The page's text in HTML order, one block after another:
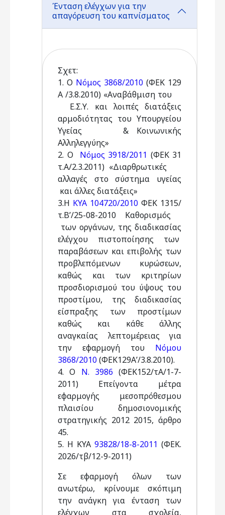
Ένταση ελέγχων για την
απαγόρευση του καπνίσματος
Σχετ:
1. Ο Νόμος 3868/2010 (ΦΕΚ 129
Α /3.8.2010) «Αναβάθμιση του
Ε.Σ.Υ. και λοιπές διατάξεις
αρμοδιότητας του Υπουργείου
Υγείας & Κοινωνικής
Αλληλεγγύης»
2. Ο Νόμος 3918/2011 (ΦΕΚ 31
τ.Α/2.3.2011) «Διαρθρωτικές
αλλαγές στο σύστημα υγείας
και άλλες διατάξεις»
3.Η ΚΥΑ 104720/2010 ΦΕΚ 1315/
τ.Β’/25-08-2010 Καθορισμός
των οργάνων, της διαδικασίας
ελέγχου πιστοποίησης των
παραβάσεων και επιβολής των
προβλεπόμενων κυρώσεων,
καθώς και των κριτηρίων
προσδιορισμού του ύψους του
προστίμου, της διαδικασίας
είσπραξης των προστίμων
καθώς και κάθε άλλης
αναγκαίας λεπτομέρειας για
την εφαρμογή του Νόμου
3868/2010(ΦΕΚ129Α’/3.8.2010).
4. Ο Ν. 3986 (ΦΕΚ152/τΑ/1-7-
2011) Επείγοντα μέτρα
εφαρμογής μεσοπρόθεσμου
πλαισίου δημοσιονομικής
στρατηγικής 2012 2015, άρθρο
45.
5. Η ΚΥΑ 93828/18-8-2011 (ΦΕΚ.
2026/τβ/12-9-2011)
Σε εφαρμογή όλων των
ανωτέρω, κρίνουμε σκόπιμη
την ανάγκη για ένταση των
ελέγχων στα σχολεία,